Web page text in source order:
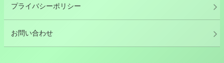
プライバシーポリシー
お問い合わせ